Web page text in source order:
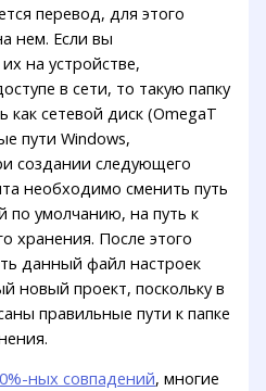
перевод, для этого
нем. Если вы
на устройстве,
в сети, то такую папку
сетевой диск (OmegaT
пути Windows,
создании следующего
необходимо сменить путь
по умолчанию, на путь к
хранения. После этого
данный файл настроек
новый проект, поскольку в
правильные пути к папке
ных совпадений, многие